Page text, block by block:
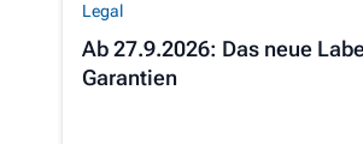
Legal
Ab 27.9.2026: Das neue
Garantien